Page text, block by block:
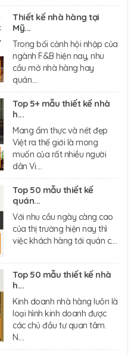
Thiết kế nhà hàng tại
Mỹ...
Trong bối cảnh hội nhập của
ngành F&B hiện nay, nhu
cầu mở nhà hàng hay
quán....
Top 5+ mẫu thiết kế nhà
h...
Mang ẩm thực và nét đẹp
Việt ra thế giới là mong
muốn của rất nhiều người
dân Vi....
Top 50 mẫu thiết kế
quán...
Với nhu cầu ngày càng cao
của thị trường hiện nay thì
việc khách hàng tới quán c....
Top 50 mẫu thiết kế nhà
h...
Kinh doanh nhà hàng luôn là
loại hình kinh doanh được
các chủ đầu tư quan tâm.
N....